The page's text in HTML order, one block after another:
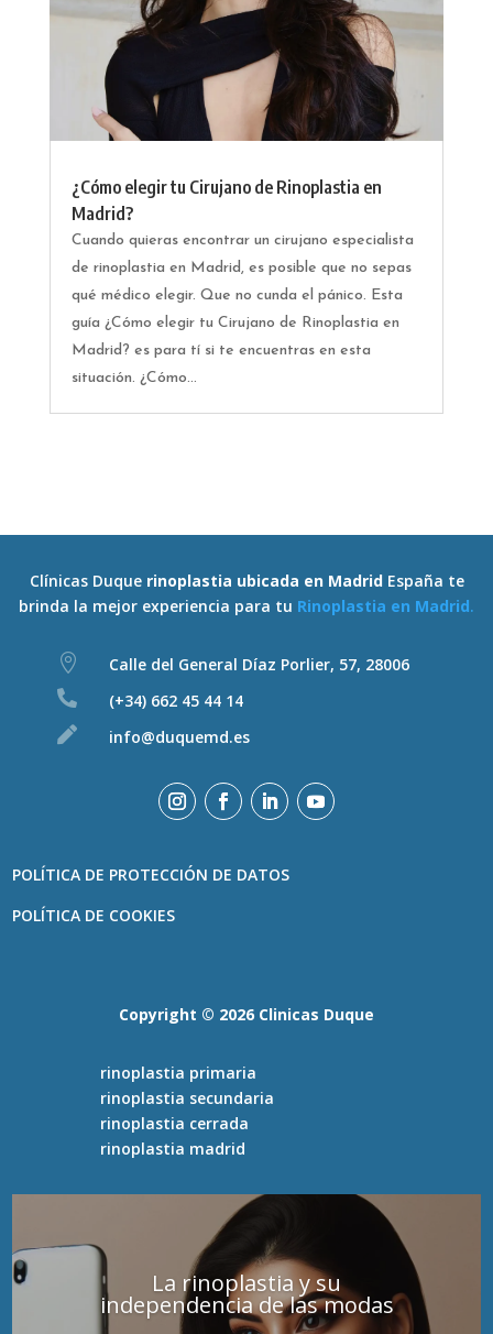
¿Cómo elegir tu Cirujano de Rinoplastia en
Madrid?
Cuando quieras encontrar un cirujano especialista
de rinoplastia en Madrid, es posible que no sepas
qué médico elegir. Que no cunda el pánico. Esta
guía ¿Cómo elegir tu Cirujano de Rinoplastia en
Madrid? es para tí si te encuentras en esta
situación. ¿Cómo...
Clínicas Duque rinoplastia ubicada en MadridEspaña te
brinda la mejor experiencia para tu Rinoplastia en Madrid.
 Calle del General Díaz Porlier, 57, 28006
 (+34) 662 45 44 14
 info@duquemd.es
POLÍTICA DE PROTECCIÓN DE DATOS
POLÍTICA DE COOKIES
Copyright ©️ 2026 Clinicas Duque
rinoplastia primaria
rinoplastia secundaria
rinoplastia cerrada
rinoplastia madrid
La rinoplastia y su
independencia de las modas